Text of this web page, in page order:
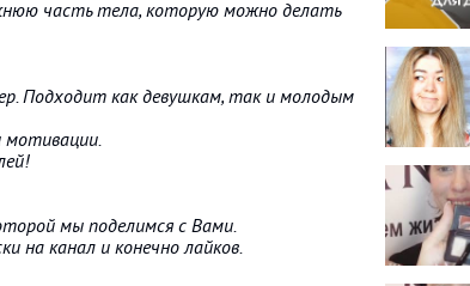
часть тела, которую можно делать
Подходит как девушкам, так и молодым
мотивации.
мы поделимся с Вами.
на канал и конечно лайков.